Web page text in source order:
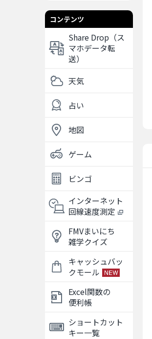
コンテンツ
Share Drop（ス
マホデータ転
送）
天気
占い
地図
ゲーム
ビンゴ
インターネット
回線速度測定
FMVまいにち
雑学クイズ
キャッシュバッ
クモール
Excel関数の
便利帳
ショートカット
キー一覧